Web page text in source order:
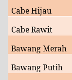
Cabe Hijau
Cabe Rawit
Bawang Merah
Bawang Putih